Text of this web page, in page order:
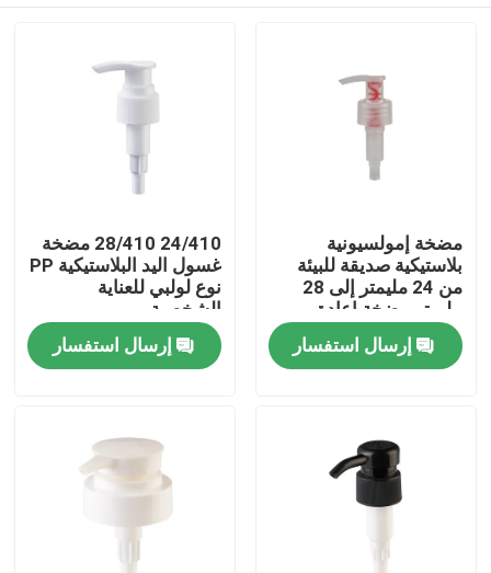
منتجات
أشرطة فيديو
مضخة إمولسيونية
بلاستيكية صديقة للبيئة
من 24 مليمتر إلى 28
مليمتر مضخة إعادة
الاستخدام للمعالجة
الشخصيةإرسال استفسار
24/410 28/410 مضخة
غسول اليد البلاستيكية PP
نوع لولبي للعناية
الشخصية
إرسال استفسار